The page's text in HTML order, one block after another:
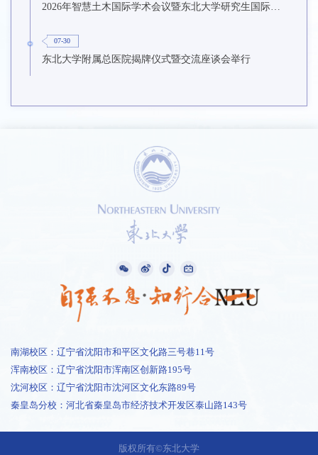
2026年智慧土木国际学术会议暨东北大学研究生国际暑期学校第九期在东北大学召开
07-30
东北大学附属总医院揭牌仪式暨交流座谈会举行
南湖校区：辽宁省沈阳市和平区文化路三号巷11号
浑南校区：辽宁省沈阳市浑南区创新路195号
沈河校区：辽宁省沈阳市沈河区文化东路89号
秦皇岛分校：河北省秦皇岛市经济技术开发区泰山路143号
版权所有©东北大学
1 /1